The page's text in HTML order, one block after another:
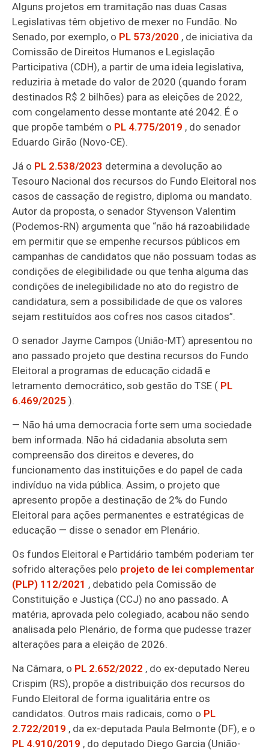
Alguns projetos em tramitação nas duas Casas
Legislativas têm objetivo de mexer no Fundão. No
Senado, por exemplo, o PL 573/2020 , de iniciativa da
Comissão de Direitos Humanos e Legislação
Participativa (CDH), a partir de uma ideia legislativa,
reduziria à metade do valor de 2020 (quando foram
destinados R$ 2 bilhões) para as eleições de 2022,
com congelamento desse montante até 2042. É o
que propõe também o PL 4.775/2019 , do senador
Eduardo Girão (Novo-CE).
Já o PL 2.538/2023 determina a devolução ao
Tesouro Nacional dos recursos do Fundo Eleitoral nos
casos de cassação de registro, diploma ou mandato.
Autor da proposta, o senador Styvenson Valentim
(Podemos-RN) argumenta que “não há razoabilidade
em permitir que se empenhe recursos públicos em
campanhas de candidatos que não possuam todas as
condições de elegibilidade ou que tenha alguma das
condições de inelegibilidade no ato do registro de
candidatura, sem a possibilidade de que os valores
sejam restituídos aos cofres nos casos citados”.
O senador Jayme Campos (União-MT) apresentou no
ano passado projeto que destina recursos do Fundo
Eleitoral a programas de educação cidadã e
letramento democrático, sob gestão do TSE ( PL
6.469/2025 ).
— Não há uma democracia forte sem uma sociedade
bem informada. Não há cidadania absoluta sem
compreensão dos direitos e deveres, do
funcionamento das instituições e do papel de cada
indivíduo na vida pública. Assim, o projeto que
apresento propõe a destinação de 2% do Fundo
Eleitoral para ações permanentes e estratégicas de
educação — disse o senador em Plenário.
Os fundos Eleitoral e Partidário também poderiam ter
sofrido alterações pelo projeto de lei complementar
(PLP) 112/2021 , debatido pela Comissão de
Constituição e Justiça (CCJ) no ano passado. A
matéria, aprovada pelo colegiado, acabou não sendo
analisada pelo Plenário, de forma que pudesse trazer
alterações para a eleição de 2026.
Na Câmara, o PL 2.652/2022 , do ex-deputado Nereu
Crispim (RS), propõe a distribuição dos recursos do
Fundo Eleitoral de forma igualitária entre os
candidatos. Outros mais radicais, como o PL
2.722/2019 , da ex-deputada Paula Belmonte (DF), e o
PL 4.910/2019 , do deputado Diego Garcia (União-